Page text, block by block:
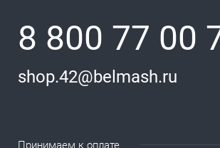
8 800 77 00
shop.42@belmash.ru
Принимаем к оплате